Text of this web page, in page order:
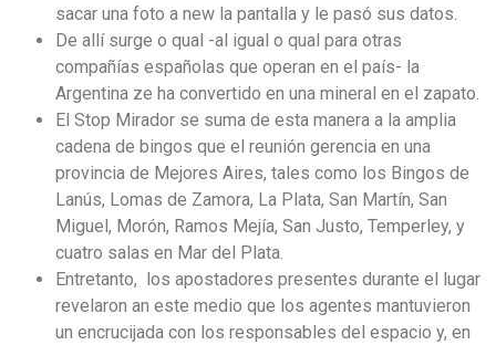
sacar una foto a new la pantalla y le pasó sus datos.
De allí surge o qual -al igual o qual para otras
compañías españolas que operan en el país- la
Argentina ze ha convertido en una mineral en el zapato.
El Stop Mirador se suma de esta manera a la amplia
cadena de bingos que el reunión gerencia en una
provincia de Mejores Aires, tales como los Bingos de
Lanús, Lomas de Zamora, La Plata, San Martín, San
Miguel, Morón, Ramos Mejía, San Justo, Temperley, y
cuatro salas en Mar del Plata.
Entretanto, los apostadores presentes durante el lugar
revelaron an este medio que los agentes mantuvieron
un encrucijada con los responsables del espacio y, en